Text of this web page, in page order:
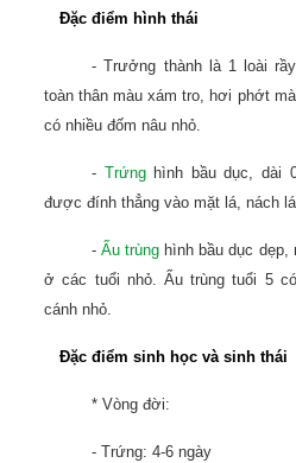
Đặc điểm hình thái
- Trưởng thành là 1 loài
toàn thân màu xám tro, hơi phớt
có nhiều đốm nâu nhỏ.
- Trứnghình bầu dục, dài
được đính thẳng vào mặt lá, nách
-Ấu trùng hình bầu dục dẹp,
ở các tuổi nhỏ. Ấu trùng tuổi 5
cánh nhỏ.
Đặc điểm sinh học và sinh thái
* Vòng đời:
- Trứng: 4-6 ngày